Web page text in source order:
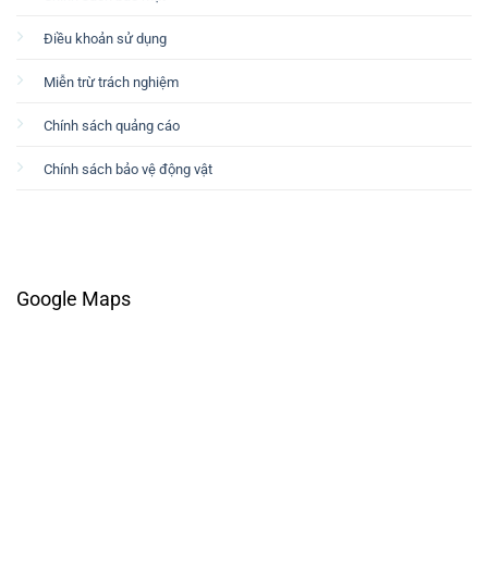
Điều khoản sử dụng
Miễn trừ trách nghiệm
Chính sách quảng cáo
Chính sách bảo vệ động vật
Google Maps